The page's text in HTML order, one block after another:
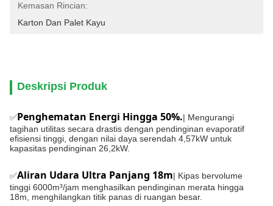
Kemasan Rincian:
Karton Dan Palet Kayu
Deskripsi Produk
✅Penghematan Energi Hingga 50%.| Mengurangi
tagihan utilitas secara drastis dengan pendinginan evaporatif
efisiensi tinggi, dengan nilai daya serendah 4,57kW untuk
kapasitas pendinginan 26,2kW.
✅Aliran Udara Ultra Panjang 18m| Kipas bervolume
tinggi 6000m³/jam menghasilkan pendinginan merata hingga
18m, menghilangkan titik panas di ruangan besar.